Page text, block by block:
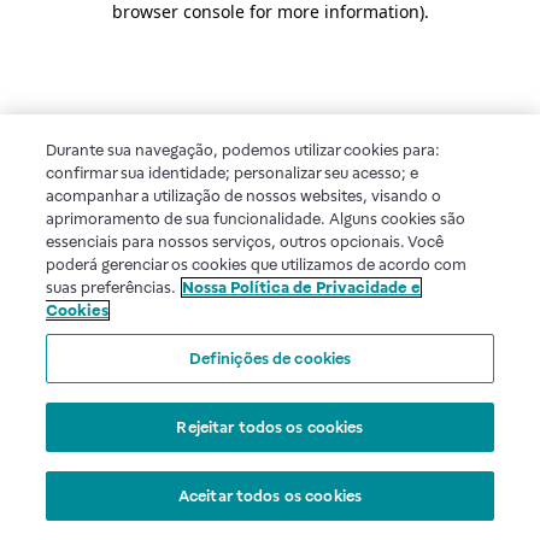
browser console for more information).
Durante sua navegação, podemos utilizar cookies para:
confirmar sua identidade; personalizar seu acesso; e
acompanhar a utilização de nossos websites, visando o
aprimoramento de sua funcionalidade. Alguns cookies são
essenciais para nossos serviços, outros opcionais. Você
poderá gerenciar os cookies que utilizamos de acordo com
suas preferências. Nossa Política de Privacidade e
Cookies
Definições de cookies
Rejeitar todos os cookies
Aceitar todos os cookies